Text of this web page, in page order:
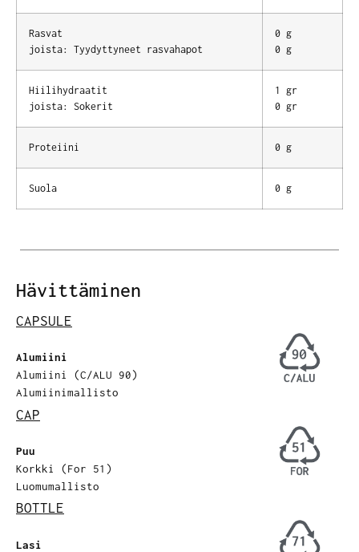
Rasvat
joista: Tyydyttyneet rasvahapot
0 g
0 g
Hiilihydraatit
joista: Sokerit
1 gr
0 gr
Proteiini 0 g
Suola 0 g
Hävittäminen
CAPSULE
Alumiini
Alumiini (C/ALU 90)
Alumiinimallisto
CAP
Puu
Korkki (For 51)
Luomumallisto
BOTTLE
Lasi